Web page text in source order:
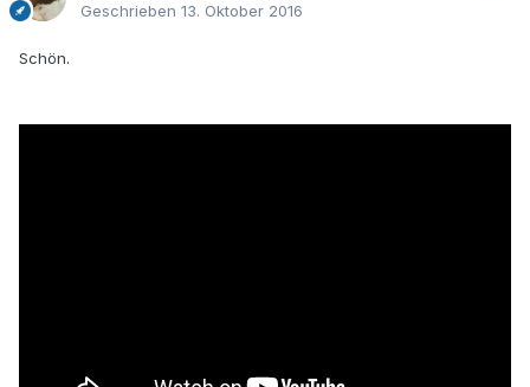
Geschrieben 13. Oktober 2016
Schön.